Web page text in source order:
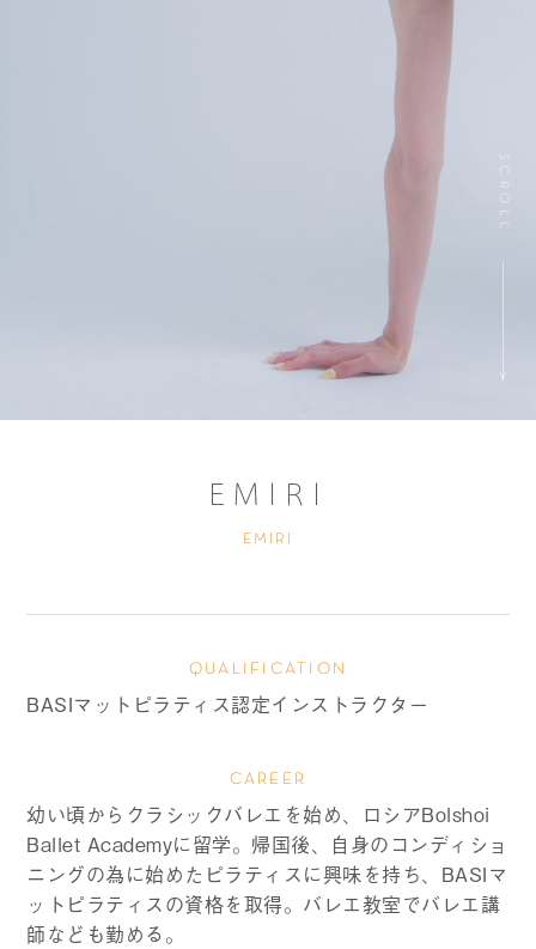
SCROLL
EMIRI
EMIRI
QUALIFICATION
BASIマットピラティス認定インストラクター
CAREER
幼い頃からクラシックバレエを始め、ロシアBolshoi
Ballet Academyに留学。帰国後、自身のコンディショ
ニングの為に始めたピラティスに興味を持ち、BASIマ
ットピラティスの資格を取得。バレエ教室でバレエ講
師なども勤める。